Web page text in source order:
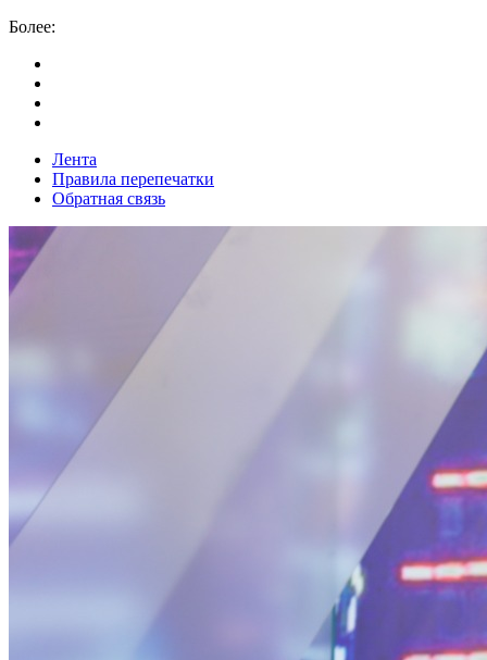
Более:
Лента
Правила перепечатки
Обратная связь